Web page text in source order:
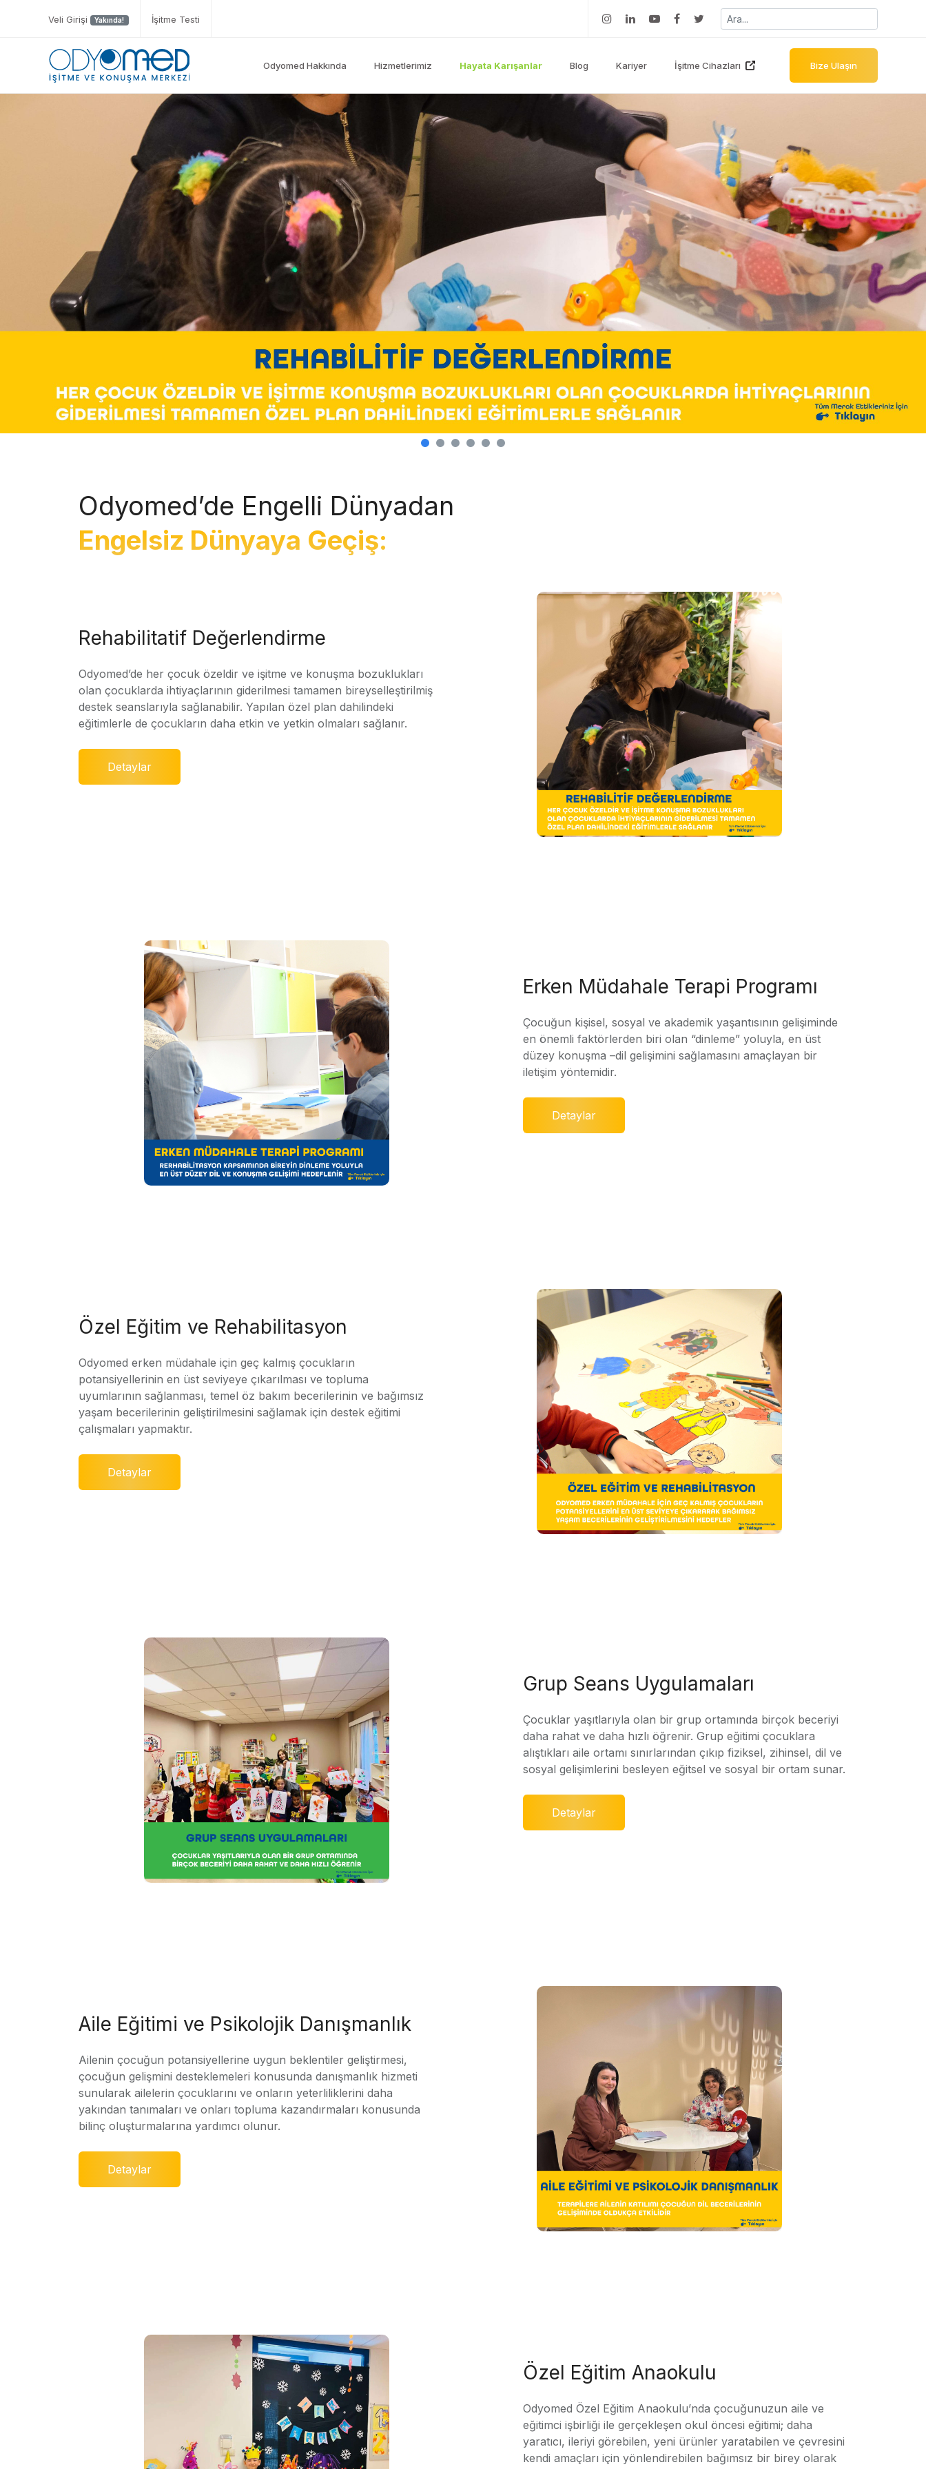
Veli Girişi Yakında! İşitme Testi
Odyomed Hakkında Hizmetlerimiz Hayata Karışanlar Blog Kariyer İşitme Cihazları Bize Ulaşın
Odyomed’de Engelli Dünyadan
Engelsiz Dünyaya Geçiş:
Rehabilitatif Değerlendirme
Odyomed’de her çocuk özeldir ve işitme ve konuşma bozuklukları
olan çocuklarda ihtiyaçlarının giderilmesi tamamen bireyselleştirilmiş
destek seanslarıyla sağlanabilir. Yapılan özel plan dahilindeki
eğitimlerle de çocukların daha etkin ve yetkin olmaları sağlanır.
Detaylar
Erken Müdahale Terapi Programı
Çocuğun kişisel, sosyal ve akademik yaşantısının gelişiminde
en önemli faktörlerden biri olan “dinleme” yoluyla, en üst
düzey konuşma –dil gelişimini sağlamasını amaçlayan bir
iletişim yöntemidir.
Detaylar
Özel Eğitim ve Rehabilitasyon
Odyomed erken müdahale için geç kalmış çocukların
potansiyellerinin en üst seviyeye çıkarılması ve topluma
uyumlarının sağlanması, temel öz bakım becerilerinin ve bağımsız
yaşam becerilerinin geliştirilmesini sağlamak için destek eğitimi
çalışmaları yapmaktır.
Detaylar
Grup Seans Uygulamaları
Çocuklar yaşıtlarıyla olan bir grup ortamında birçok beceriyi
daha rahat ve daha hızlı öğrenir. Grup eğitimi çocuklara
alıştıkları aile ortamı sınırlarından çıkıp fiziksel, zihinsel, dil ve
sosyal gelişimlerini besleyen eğitsel ve sosyal bir ortam sunar.
Detaylar
Aile Eğitimi ve Psikolojik Danışmanlık
Ailenin çocuğun potansiyellerine uygun beklentiler geliştirmesi,
çocuğun gelişmini desteklemeleri konusunda danışmanlık hizmeti
sunularak ailelerin çocuklarını ve onların yeterliliklerini daha
yakından tanımaları ve onları topluma kazandırmaları konusunda
bilinç oluşturmalarına yardımcı olunur.
Detaylar
Özel Eğitim Anaokulu
Odyomed Özel Eğitim Anaokulu’nda çocuğunuzun aile ve
eğitimci işbirliği ile gerçekleşen okul öncesi eğitimi; daha
yaratıcı, ileriyi görebilen, yeni ürünler yaratabilen ve çevresini
kendi amaçları için yönlendirebilen bağımsız bir birey olarak